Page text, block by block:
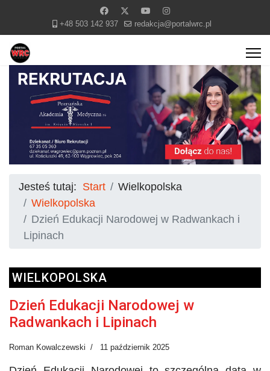
+48 503 142 937 redakcja@portalwrc.pl
Jesteś tutaj: Start
Wielkopolska
Wielkopolska
Dzień Edukacji Narodowej w Radwankach i
Lipinach
WIELKOPOLSKA
Dzień Edukacji Narodowej w
Radwankach i Lipinach
Roman Kowalczewski 11 październik 2025